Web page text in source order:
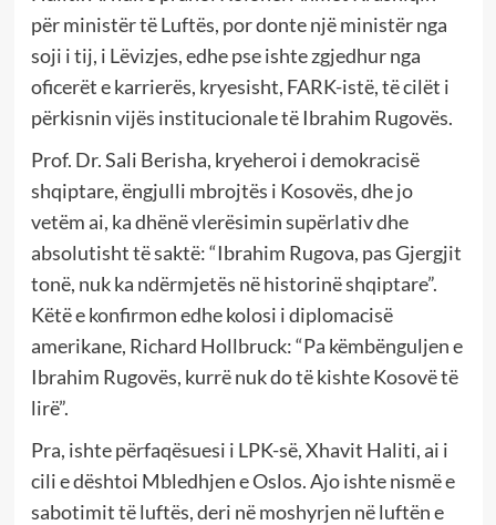
për ministër të Luftës, por donte një ministër nga
soji i tij, i Lëvizjes, edhe pse ishte zgjedhur nga
oficerët e karrierës, kryesisht, FARK-istë, të cilët i
përkisnin vijës institucionale të Ibrahim Rugovës.
Prof. Dr. Sali Berisha, kryeheroi i demokracisë
shqiptare, ëngjulli mbrojtës i Kosovës, dhe jo
vetëm ai, ka dhënë vlerësimin supërlativ dhe
absolutisht të saktë: “Ibrahim Rugova, pas Gjergjit
tonë, nuk ka ndërmjetës në historinë shqiptare”.
Këtë e konfirmon edhe kolosi i diplomacisë
amerikane, Richard Hollbruck: “Pa këmbënguljen e
Ibrahim Rugovës, kurrë nuk do të kishte Kosovë të
lirë”.
Pra, ishte përfaqësuesi i LPK-së, Xhavit Haliti, ai i
cili e dështoi Mbledhjen e Oslos. Ajo ishte nismë e
sabotimit të luftës, deri në moshyrjen në luftën e